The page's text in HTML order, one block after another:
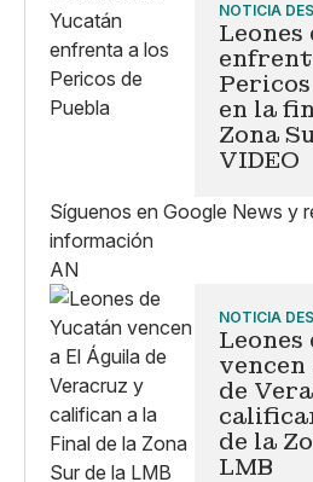
NOTICIA
Leones
en la
Zona
VIDEO
Síguenos en Google News y
información
AN
NOTICIA
Leones
de
de la
LMB